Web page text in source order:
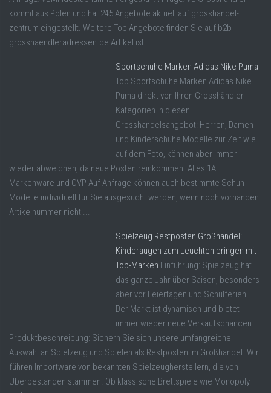
kommt aus Polen und hat 245 Angebote aktuell auf grosshandel-
zentrum eingestellt. Weitere Top Angebote finden Sie auf b2b-
grosshaendleradressen.de Artikel ist ...
Sportschuhe Marken Adidas Nike Puma
Top Sportschuhe Marken Adidas Nike
Puma direkt von Ihren Grosshändler
Kategorien in diesen
Grosshandelsangebot: Herren, Damen
und Kinderschuhe Modelle zur Zeit wie
auf dem Foto, können aber immer
wieder abweichen, da neue Posten reinkommen. Alles 1A
Markenware und OVP Auf Anfrage können auch bestimmte Schuh-
Modelle individuell für Sie ausgesucht werden, wenn noch vorhanden.
Artikelnummer nicht ...
Spielzeug Restposten Großhandel:
Kinderaugen zum Leuchten bringen mit
Top-Marken Einführung: Spielzeug hat
das ganze Jahr über Saison, besonders
aber vor Feiertagen und Schulferien.
Der Markt ist dynamisch und bietet
immer wieder neue Verkaufschancen.
Produktbeschreibung: Sichern Sie sich unsere umfangreiche
Auswahl an Spielzeug und Spielen als Restposten im Großhandel. Wir
führen Importware von bekannten Spielzeugherstellern, die von
Überbeständen stammen. Ob klassische Brettspiele wie Monopoly